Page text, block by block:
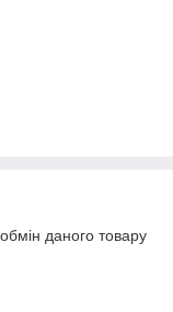
даного товару